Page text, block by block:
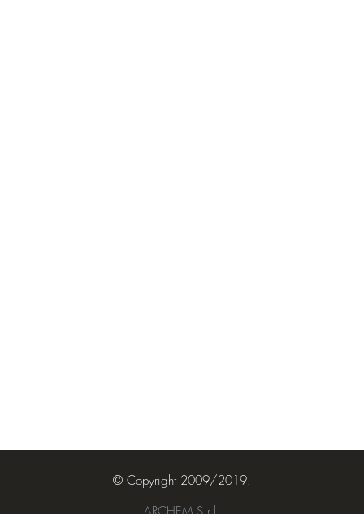
© Copyright 2009/2019.